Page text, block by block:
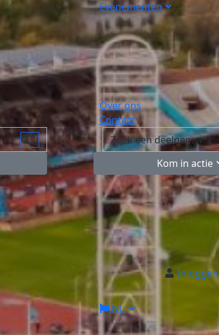
Evenementen
Over ons
Contact
Kom in actie
Inloggen
NL